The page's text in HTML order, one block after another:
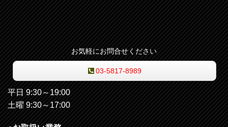
お気軽にお問合せください
03-5817-8989
平日 9:30～19:00
土曜 9:30～17:00